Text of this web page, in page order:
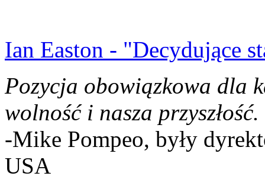
Ian Easton - "Decydujące
Pozycja obowiązkowa dla
wolność i nasza przyszłość.
-Mike Pompeo, były
USA